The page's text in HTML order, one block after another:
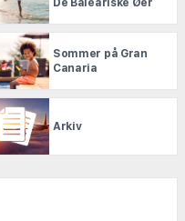
De Baleariske Øer
Sommer på Gran
Canaria
Arkiv